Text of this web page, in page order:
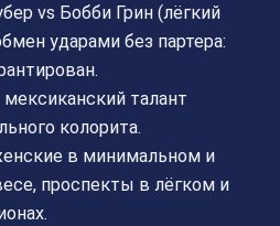
vs Бобби Грин (лёгкий
ударами без партера:
талант
колорита.
в минимальном и
проспекты в лёгком и